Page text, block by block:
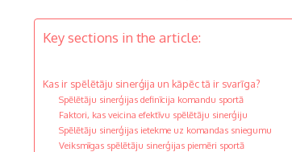
Key sections in the article:
Kas ir spēlētāju sinerģija un kāpēc tā ir svarīga?
Spēlētāju sinerģijas definīcija komandu sportā
Faktori, kas veicina efektīvu spēlētāju sinerģiju
Spēlētāju sinerģijas ietekme uz komandas sniegumu
Veiksmīgas spēlētāju sinerģijas piemēri sportā